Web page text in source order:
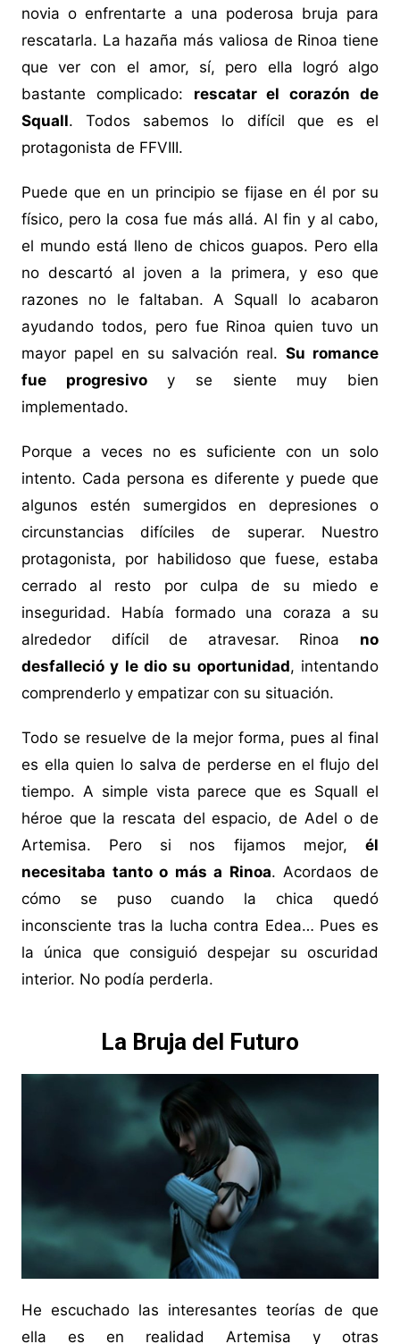
novia o enfrentarte a una poderosa bruja para
rescatarla. La hazaña más valiosa de Rinoa tiene
que ver con el amor, sí, pero ella logró algo
bastante complicado: rescatar el corazón de
Squall. Todos sabemos lo difícil que es el
protagonista de FFVIII.
Puede que en un principio se fijase en él por su
físico, pero la cosa fue más allá. Al fin y al cabo,
el mundo está lleno de chicos guapos. Pero ella
no descartó al joven a la primera, y eso que
razones no le faltaban. A Squall lo acabaron
ayudando todos, pero fue Rinoa quien tuvo un
mayor papel en su salvación real.Su romance
fue progresivoy se siente muy bien
implementado.
Porque a veces no es suficiente con un solo
intento. Cada persona es diferente y puede que
algunos estén sumergidos en depresiones o
circunstancias difíciles de superar. Nuestro
protagonista, por habilidoso que fuese, estaba
cerrado al resto por culpa de su miedo e
inseguridad. Había formado una coraza a su
alrededor difícil de atravesar. Rinoa no
desfalleció y le dio su oportunidad, intentando
comprenderlo y empatizar con su situación.
Todo se resuelve de la mejor forma, pues al final
es ella quien lo salva de perderse en el flujo del
tiempo. A simple vista parece que es Squall el
héroe que la rescata del espacio, de Adel o de
Artemisa. Pero si nos fijamos mejor,él
necesitaba tanto o más a Rinoa. Acordaos de
cómo se puso cuando la chica quedó
inconsciente tras la lucha contra Edea… Pues es
la única que consiguió despejar su oscuridad
interior. No podía perderla.
La Bruja del Futuro
He escuchado las interesantes teorías de que
ella es en realidad Artemisa y otras